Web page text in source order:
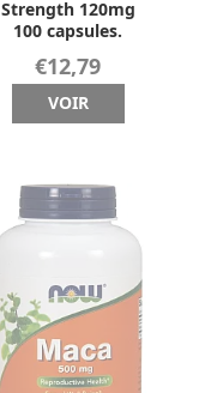
Strength 120mg
100 capsules.
€12,79
VOIR